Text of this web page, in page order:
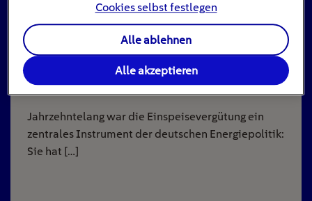
Einspeisevergütung für Photovoltaik-
Anlagen
8min
Jahrzehntelang war die Einspeisevergütung ein
zentrales Instrument der deutschen Energiepolitik:
Sie hat […]
Cookies selbst festlegen
Alle ablehnen
Alle akzeptieren